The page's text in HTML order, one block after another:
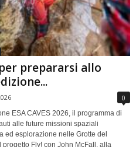
prepararsi allo
0
ESA CAVES 2026, il programma di
alle future missioni spaziali
ed esplorazione nelle Grotte del
Fly! con John McFall, alla